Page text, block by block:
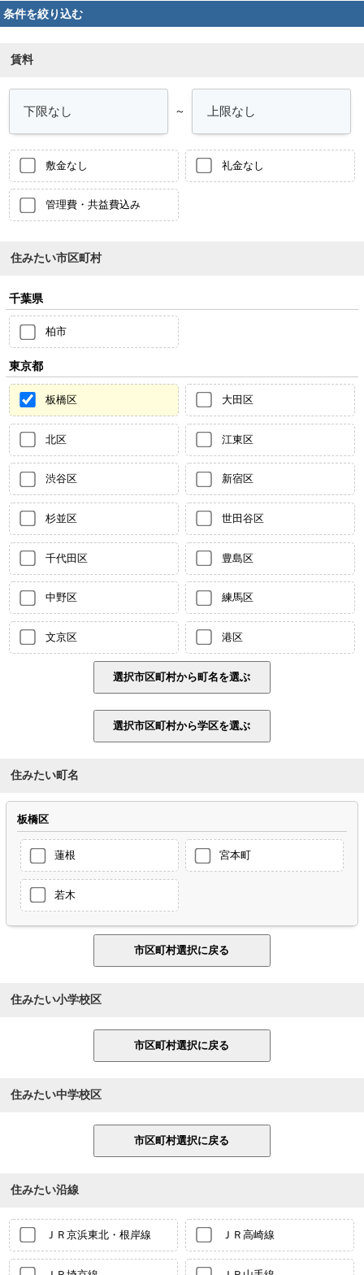
条件を絞り込む
賃料
～
敷金なし 礼金なし
管理費・共益費込み
住みたい市区町村
千葉県
柏市
東京都
板橋区 大田区
北区 江東区
渋谷区 新宿区
杉並区 世田谷区
千代田区 豊島区
中野区 練馬区
文京区 港区
住みたい町名
板橋区
蓮根 宮本町
若木
住みたい小学校区
住みたい中学校区
住みたい沿線
ＪＲ京浜東北・根岸線 ＪＲ高崎線